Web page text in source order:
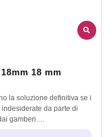
18 mm
la soluzione definitiva se i
da parte di
gamberi.…